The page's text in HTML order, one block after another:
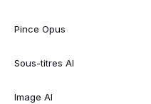
Pince Opus
Sous-titres AI
Image AI